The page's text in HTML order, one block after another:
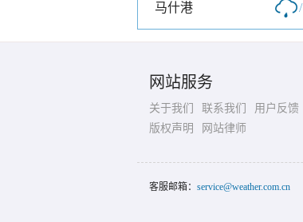
马什港 /
网站服务
关于我们 联系我们
用户反馈
版权声明
网站律师
客服邮箱： service@weather.com.cn